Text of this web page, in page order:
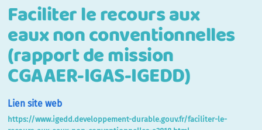
Faciliter le recours aux
eaux non conventionnelles
(rapport de mission
CGAAER-IGAS-IGEDD)
Lien site web
https://www.igedd.developpement-durable.gouv.fr/faciliter-le-